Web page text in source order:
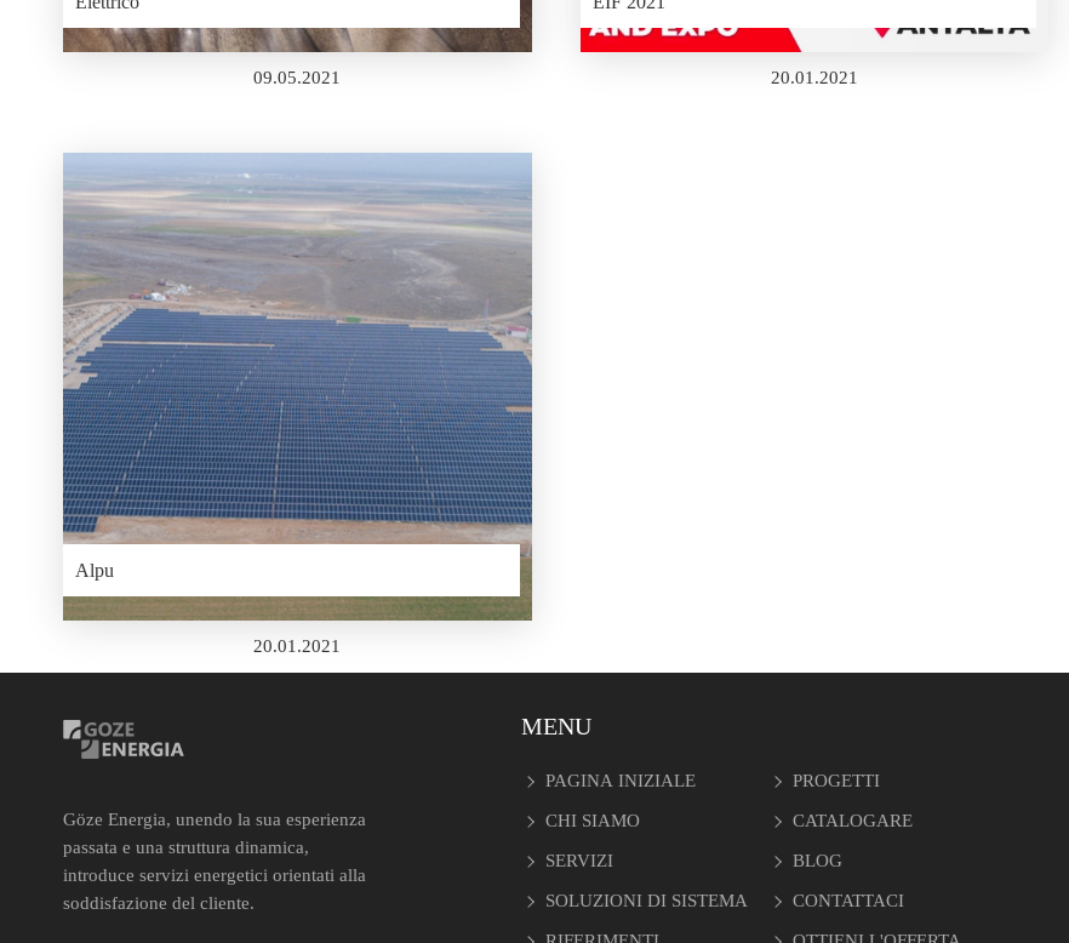
09.05.2021 20.01.2021
Alpu
20.01.2021
Göze Energia, unendo la sua esperienza
passata e una struttura dinamica,
introduce servizi energetici orientati alla
soddisfazione del cliente.
MENU
PAGINA INIZIALE
CHI SIAMO
SERVIZI
SOLUZIONI DI SISTEMA
PROGETTI
CATALOGARE
BLOG
CONTATTACI